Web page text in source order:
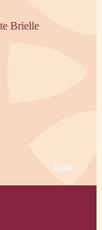
Brielle
Login